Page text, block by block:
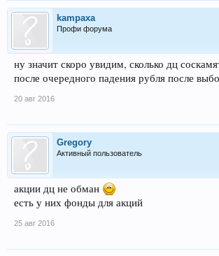
kampaxa
Профи форума
ну значит скоро увидим, сколько дц
после очередного падения рубля после
20 авг 2016
Gregory
Активный пользователь
акции дц не обман
есть у них фонды для акций
25 авг 2016